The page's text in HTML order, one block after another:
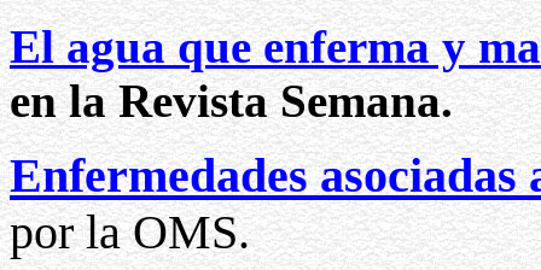
El agua que enferma y
en la Revista Semana.
Enfermedades asociadas
por la OMS.